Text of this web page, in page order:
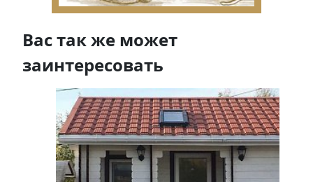
Вас так же может
заинтересовать